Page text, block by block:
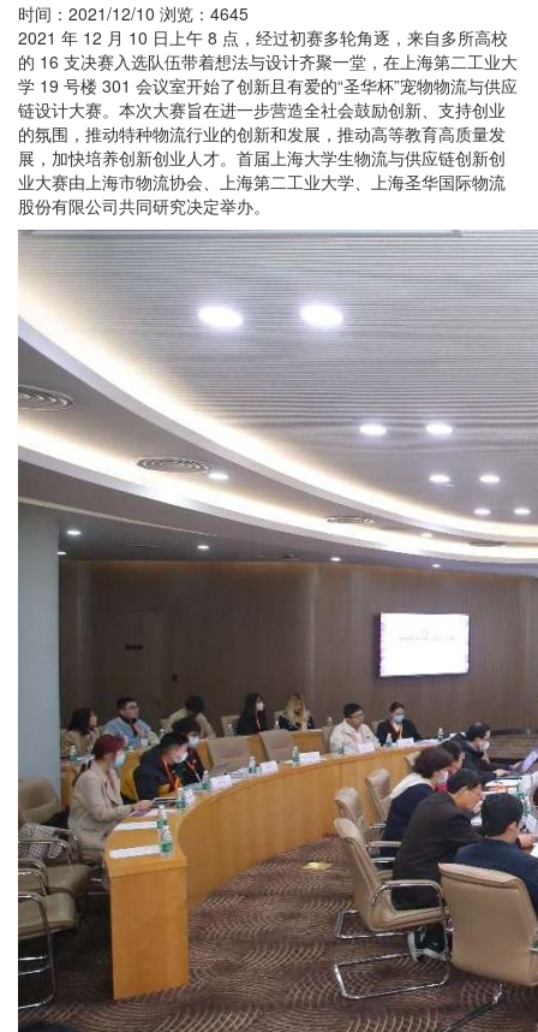
时间：2021/12/10 浏览：4645
2021 年 12 月 10 日上午 8 点，经过初赛多轮角逐，来自多所高校
的 16 支决赛入选队伍带着想法与设计齐聚一堂，在上海第二工业大
学 19 号楼 301 会议室开始了创新且有爱的“圣华杯”宠物物流与供应
链设计大赛。本次大赛旨在进一步营造全社会鼓励创新、支持创业
的氛围，推动特种物流行业的创新和发展，推动高等教育高质量发
展，加快培养创新创业人才。首届上海大学生物流与供应链创新创
业大赛由上海市物流协会、上海第二工业大学、上海圣华国际物流
股份有限公司共同研究决定举办。